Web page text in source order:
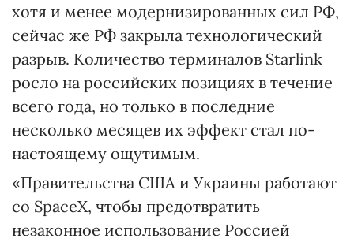
хотя и менее модернизированных сил РФ,
сейчас же РФ закрыла технологический
разрыв. Количество терминалов Starlink
росло на российских позициях в течение
всего года, но только в последние
несколько месяцев их эффект стал по-
настоящему ощутимым.
«Правительства США и Украины работают
со SpaceX, чтобы предотвратить
незаконное использование Россией